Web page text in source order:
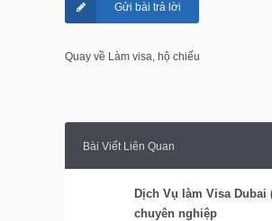
Gửi bài trả lời
Quay về Làm visa, hộ chiếu
Bài Viết Liên Quan
Dịch Vụ làm Visa Dubai
chuyên nghiệp